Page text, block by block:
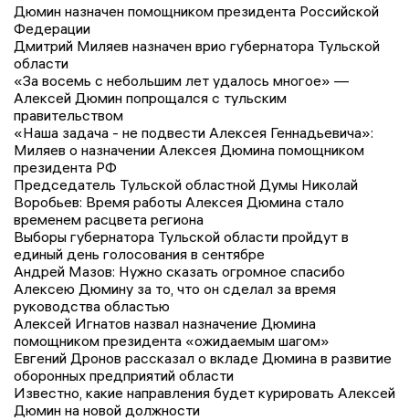
Дюмин назначен помощником президента Российской
Федерации
Дмитрий Миляев назначен врио губернатора Тульской
области
«За восемь с небольшим лет удалось многое» —
Алексей Дюмин попрощался с тульским
правительством
«Наша задача - не подвести Алексея Геннадьевича»:
Миляев о назначении Алексея Дюмина помощником
президента РФ
Председатель Тульской областной Думы Николай
Воробьев: Время работы Алексея Дюмина стало
временем расцвета региона
Выборы губернатора Тульской области пройдут в
единый день голосования в сентябре
Андрей Мазов: Нужно сказать огромное спасибо
Алексею Дюмину за то, что он сделал за время
руководства областью
Алексей Игнатов назвал назначение Дюмина
помощником президента «ожидаемым шагом»
Евгений Дронов рассказал о вкладе Дюмина в развитие
оборонных предприятий области
Известно, какие направления будет курировать Алексей
Дюмин на новой должности